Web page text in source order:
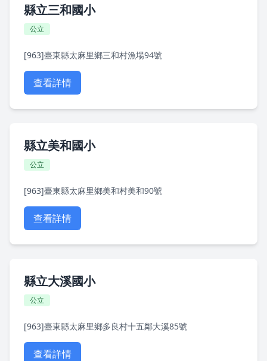
縣立三和國小
公立
[963]臺東縣太麻里鄉三和村漁場94號
查看詳情
縣立美和國小
公立
[963]臺東縣太麻里鄉美和村美和90號
查看詳情
縣立大溪國小
公立
[963]臺東縣太麻里鄉多良村十五鄰大溪85號
查看詳情